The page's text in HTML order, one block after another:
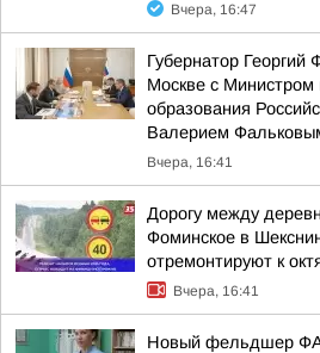
Вчера, 16:47
Губернатор Георгий
Москве с Министром
образования
Валерием
Вчера, 16:41
Дорогу между
Фоминское в
отремонтируют к
Вчера, 16:41
Новый фельдшер